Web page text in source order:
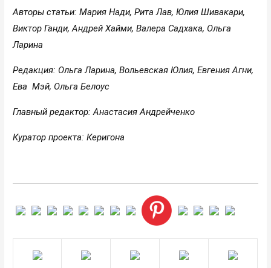
Авторы статьи: Мария Нади, Рита Лав, Юлия Шивакари,
Виктор Ганди, Андрей Хайми, Валера Садхака, Ольга
Ларина
Редакция: Ольга Ларина, Вольевская Юлия, Евгения Агни,
Ева Мэй, Ольга Белоус
Главный редактор: Анастасия Андрейченко
Куратор проекта: Керигона